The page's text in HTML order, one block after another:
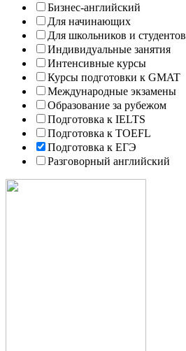
Бизнес-английский
Для начинающих
Для школьников и студентов
Индивидуальные занятия
Интенсивные курсы
Курсы подготовки к GMAT
Международные экзамены
Образование за рубежом
Подготовка к IELTS
Подготовка к TOEFL
Подготовка к ЕГЭ
Разговорный английский